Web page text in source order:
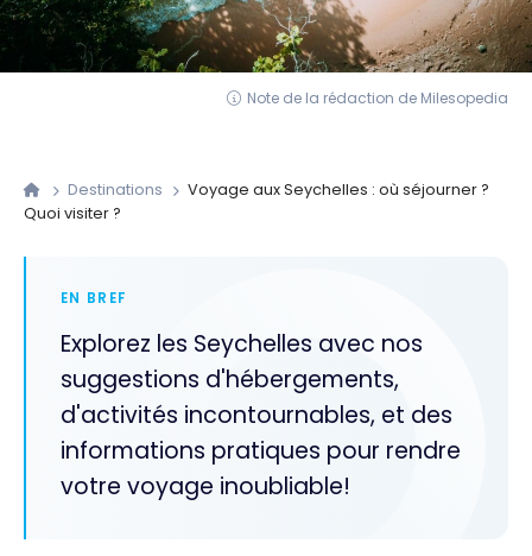
Note de la rédaction de Milesopedia
Destinations
Voyage aux Seychelles : où séjourner ?
Quoi visiter ?
EN BREF
Explorez les Seychelles avec nos
suggestions d'hébergements,
d'activités incontournables, et des
informations pratiques pour rendre
votre voyage inoubliable!